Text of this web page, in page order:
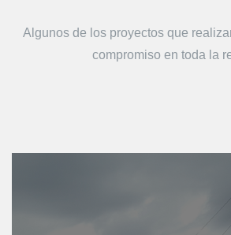
Algunos de los proyectos que
compromiso en toda la